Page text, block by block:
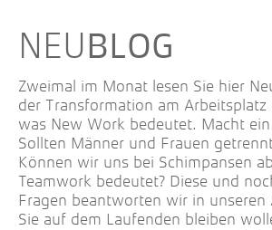
BLOG
Zweimal im Monat lesen Sie hier
der Transformation am Arbeitsplatz
was New Work bedeutet. Macht
Sollten Männer und Frauen
Können wir uns bei Schimpansen
Teamwork bedeutet? Diese und
Fragen beantworten wir in unseren
Sie auf dem Laufenden bleiben